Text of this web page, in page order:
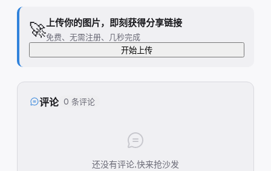
🚀上传你的图片，即刻获得分享链接
免费、无需注册、几秒完成
开始上传
评论 0 条评论
还没有评论,快来抢沙发